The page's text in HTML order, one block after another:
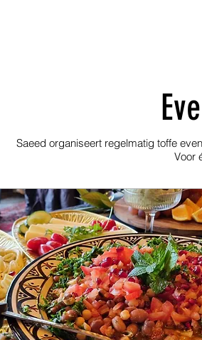
Saeed organiseert regelmatig toffe
Voor